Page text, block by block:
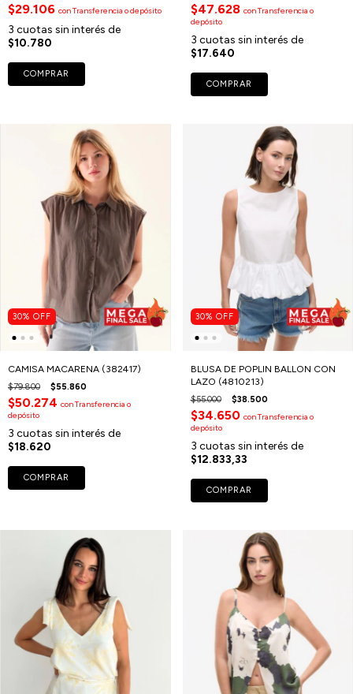
$29.106 conTransferencia o depósito
3 cuotas sin interés de
$10.780
COMPRAR
$47.628 conTransferencia o
depósito
3 cuotas sin interés de
$17.640
COMPRAR
30% OFF
CAMISA MACARENA (382417)
$79.800 $55.860
$50.274 conTransferencia o
depósito
3 cuotas sin interés de
$18.620
COMPRAR
30% OFF
BLUSA DE POPLIN BALLON CON
LAZO (4810213)
$55.000 $38.500
$34.650 conTransferencia o
depósito
3 cuotas sin interés de
$12.833,33
COMPRAR